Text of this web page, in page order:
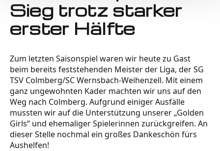
Sieg trotz starker
erster Hälfte
Zum letzten Saisonspiel waren wir heute zu Gast
beim bereits feststehenden Meister der Liga, der SG
TSV Colmberg/SC Wernsbach-Weihenzell. Mit einem
ganz ungewohnten Kader machten wir uns auf den
Weg nach Colmberg. Aufgrund einiger Ausfälle
mussten wir auf die Unterstützung unserer „Golden
Girls“ und ehemaliger Spielerinnen zurückgreifen. An
dieser Stelle nochmal ein großes Dankeschön fürs
Aushelfen!